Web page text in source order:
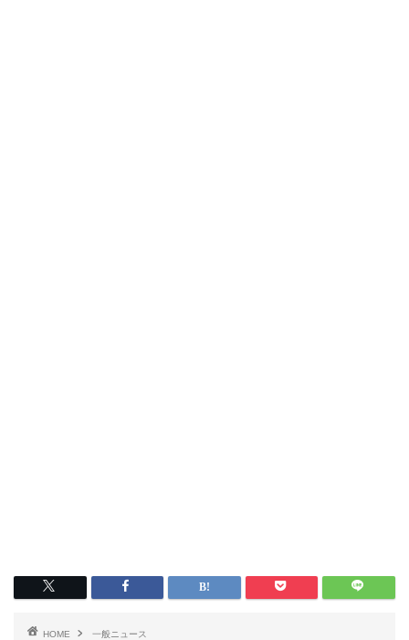
HOME
一般ニュース